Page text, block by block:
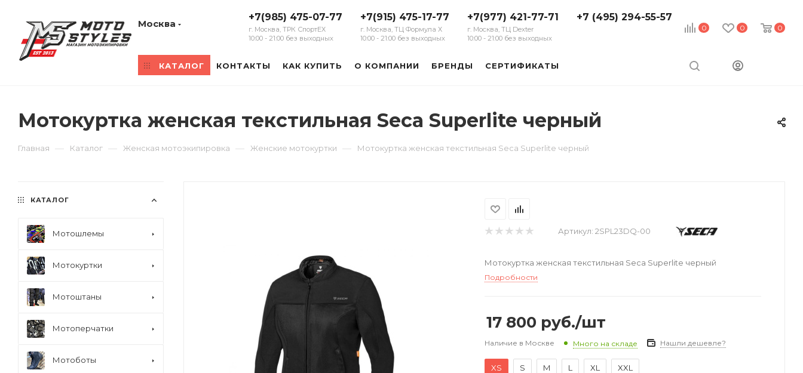
0 0 0
Москва
+7(985) 475-07-77
г. Москва, ТРК СпортЕХ
10:00 - 21:00 без выходных
+7(915) 475-17-77
г. Москва, ТЦ Формула Х
10:00 - 21:00 без выходных
+7(977) 421-77-71
г. Москва, ТЦ Dexter
10:00 - 21:00 без выходных
+7 (495) 294-55-57
КАТАЛОГ КОНТАКТЫ КАК КУПИТЬ О КОМПАНИИ БРЕНДЫ СЕРТИФИКАТЫ
Мотокуртка женская текстильная Seca Superlite черный
Главная — Каталог — Женская мотоэкипировка — Женские мотокуртки — Мотокуртка женская текстильная Seca Superlite черный
Артикул: 2SPL23DQ-00
Мотокуртка женская текстильная Seca Superlite черный
Подробности
17 800 руб./шт
Наличие в Москве Много на складе Нашли дешевле?
XS S M L XL XXL
КАТАЛОГ
Мотошлемы
Мотокуртки
Мотоштаны
Мотоперчатки
Мотоботы